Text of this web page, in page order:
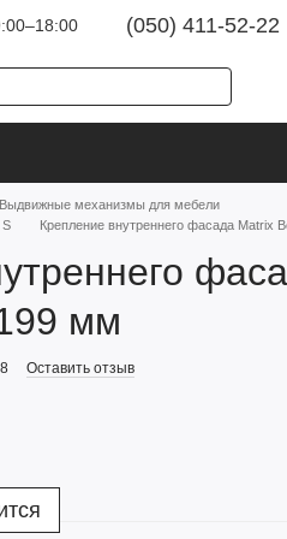
(050) 411-52-22
Выдвижные механизмы для мебели
Крепление внутреннего фасада Matrix
мм
Оставить отзыв